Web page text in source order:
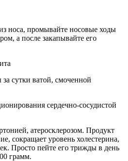
носа, промывайте носовые ходы
а после закапывайте его
сутки ватой, смоченной
сердечно-сосудистой
атеросклерозом. Продукт
сокращает уровень холестерина,
Просто пейте его трижды в день
грамм.